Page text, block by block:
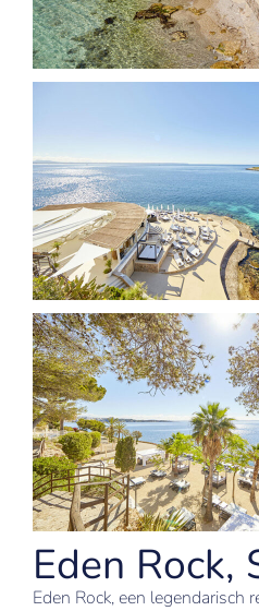
Eden Rock,
Eden Rock, een legendarisch